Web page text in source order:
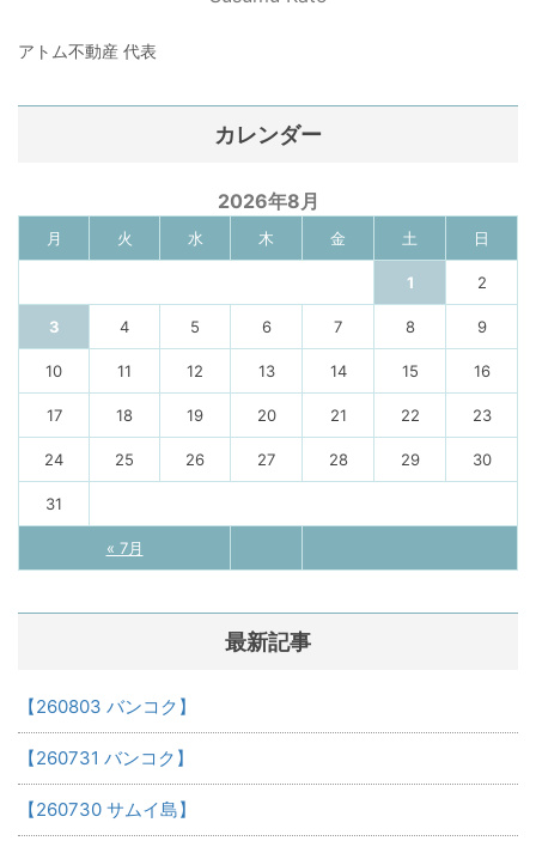
アトム不動産 代表
カレンダー
2026年8月
月 火 水 木 金 土 日
« 7月
1 2
3 4 5 6 7 8 9
10 11 12 13 14 15 16
17 18 19 20 21 22 23
24 25 26 27 28 29 30
31
最新記事
【260803 バンコク】
【260731 バンコク】
【260730 サムイ島】